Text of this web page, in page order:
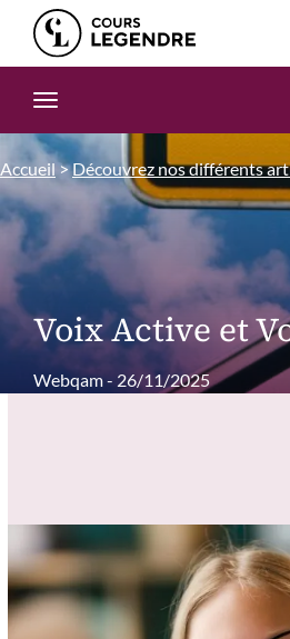
Edition.CL (Groupe Cours
Ouvrir la navigation
Accueil>Découvrez nos différents
Voix Active et
Webqam - 26/11/2025